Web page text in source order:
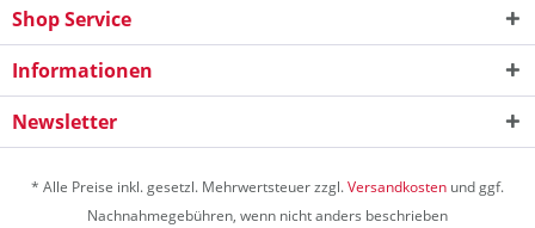
Shop Service
Informationen
Newsletter
* Alle Preise inkl. gesetzl. Mehrwertsteuer zzgl.Versandkosten und ggf.
Nachnahmegebühren, wenn nicht anders beschrieben